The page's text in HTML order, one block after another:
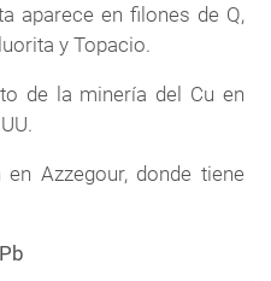
aparece en filones de Q,
y Topacio.
de la minería del Cu en
Azzegour, donde tiene